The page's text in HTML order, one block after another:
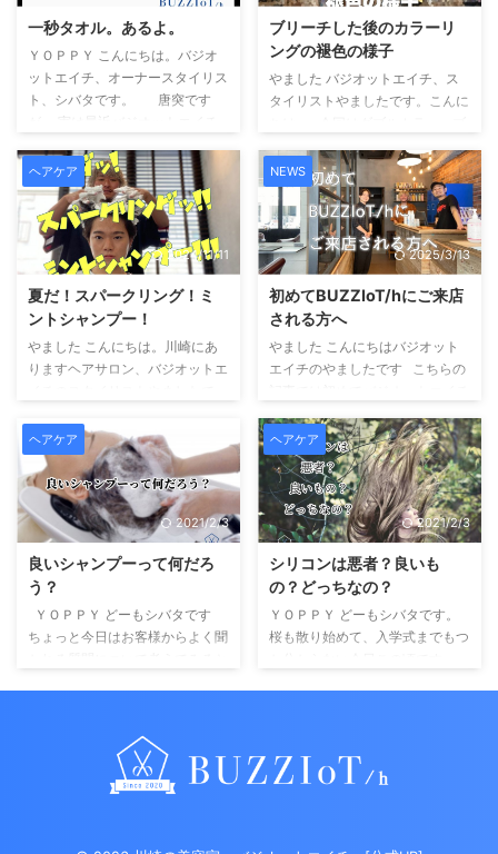
マスク販売はじめました。 い
やー.... ただですね..... 今回の記事
は正直やる気が出ないんですよ。
実はですね..... この記 ...
なはず。 （ありがとう娘よ） も
う読者の皆さんは興味深々になっ
ているところで 今回のお題はこ
ちら。 ドライシャンプーです。
コンテンツ Toggle 夏の汗、匂い
一秒タオル。あるよ。
ＹＯＰＰＹ こんにちは。バジオ
ットエイチ、オーナースタイリス
ト、シバタです。 唐突です
が.... 実は最近バジオットエイチ
す！！ コンテンツ Toggle １秒
タオルどんなタオル？１秒とは？
所詮タオル？東京生まれのタオル
美容室でしか購入できないサイズ
髪を乾かす時間を短縮してくれる
まとめ １秒タオル 『1秒タオ
ル』 結構テレビでもやってるか
ら知ってる人もいるかもしれない
けど これとにかくめちゃくちゃ
水を吸収してく ...
ブリーチした後のカラーリ
ングの褪色の様子
やました バジオットエイチ、ス
タイリストやましたです。こんに
して実際どんな感じで褪色してい
くのかを写真を使って記事にして
みようと思います。 コンテンツ
Toggle ダブルカラーのメリット
とデメリットメリットデメリット
19レベルのブリーチ毛に5レベル
の色味を入れた後の褪色の様子バ
ジオットエイチのダブルカラー施
術後のカラー半額クーポン長い間
色味を楽しみたいお客様に ダブ
をし ...
ヘアケア
2024/11/11
夏だ！スパークリング！ミ
ントシャンプー！
やました こんにちは。川崎にあ
りますヘアサロン、バジオットエ
海。山。川。バーベキュー...... 開
放的な気分になり わくわ
く....DOKIDOKI...... とにかくなん
か楽しい季節ですよね。 でも
わたくしやましーは夏大っ嫌いで
す。 夏が好きな方ごめんなさ
い。 だって単純に暑いじゃない
ですか。 脱ぐのも限界あるじゃ
ない ...
NEWS
2025/3/13
初めてBUZZIoT/hにご来店
される方へ
やました こんにちはバジオット
エイチのやましたです こちらの
したらこんな感じですよというイ
メージを持ってもらえたらな.....
と思い記事にいたしました。 主
なコンテンツはこちらです。 コ
ンテンツ Toggle 所在地 川崎駅
からの道順店内へスタッフカウン
セリングミラーロイドカラーリン
グ カラオペやミラーロイドを使
ったカウンセリング放置時間中の
豊富なドリンクゆったり首への負
ヘアケア
2021/2/3
良いシャンプーって何だろ
う？
ＹＯＰＰＹ どーもシバタです
ちょっと今日はお客様からよく聞
なんなの？界面活性剤とは？おす
すめのヘアケア剤 『アジュバ
ン』アミノ酸極力避けたい成分ま
ヘアケア
2021/2/3
シリコンは悪者？良いも
の？どっちなの？
ＹＯＰＰＹ どーもシバタです。
桜も散り始めて、入学式までもつ
か、、、 あの頃希望に満ち溢れ